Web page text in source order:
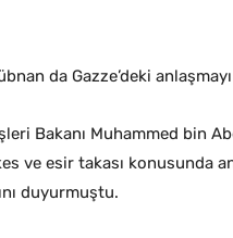
da Gazze’deki
Bakanı Muhammed bin
ve esir takası konusunda
duyurmuştu.